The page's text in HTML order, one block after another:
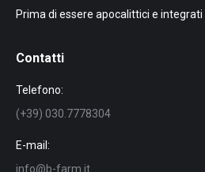
Prima di essere apocalittici e integrati
Contatti
Telefono:
(+39) 030.7778304
E-mail:
info@b-farm.it